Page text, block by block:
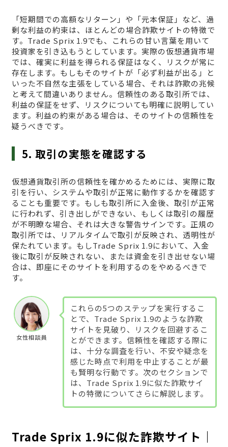
「短期間での高額なリターン」や「元本保証」など、過
剰な利益の約束は、ほとんどの場合詐欺サイトの特徴で
す。Trade Sprix 1.9でも、これらの甘い言葉を用いて
投資家を引き込もうとしています。実際の仮想通貨市場
では、確実に利益を得られる保証はなく、リスクが常に
存在します。もしもそのサイトが「必ず利益が出る」と
いった不自然な主張をしている場合、それは詐欺の兆候
と考えて間違いありません。信頼性のある取引所では、
利益の保証をせず、リスクについても明確に説明してい
ます。利益の約束がある場合は、そのサイトの信頼性を
疑うべきです。
5. 取引の実態を確認する
仮想通貨取引所の信頼性を確かめるためには、実際に取
引を行い、システムや取引が正常に動作するかを確認す
ることも重要です。もしも取引所に入金後、取引が正常
に行われず、引き出しができない、もしくは取引の履歴
が不明瞭な場合、それは大きな警告サインです。正規の
取引所では、リアルタイムで取引が反映され、透明性が
保たれています。もしTrade Sprix 1.9において、入金
後に取引が反映されない、または資金を引き出せない場
合は、即座にそのサイトを利用するのをやめるべきで
す。
女性相談員
これらの5つのステップを実行するこ
とで、Trade Sprix 1.9のような詐欺
サイトを見破り、リスクを回避するこ
とができます。信頼性を確認する際に
は、十分な調査を行い、不安や疑念を
感じた時点で利用を中止することが最
も賢明な行動です。次のセクションで
は、Trade Sprix 1.9に似た詐欺サイ
トの特徴についてさらに解説します。
Trade Sprix 1.9に似た詐欺サイト｜